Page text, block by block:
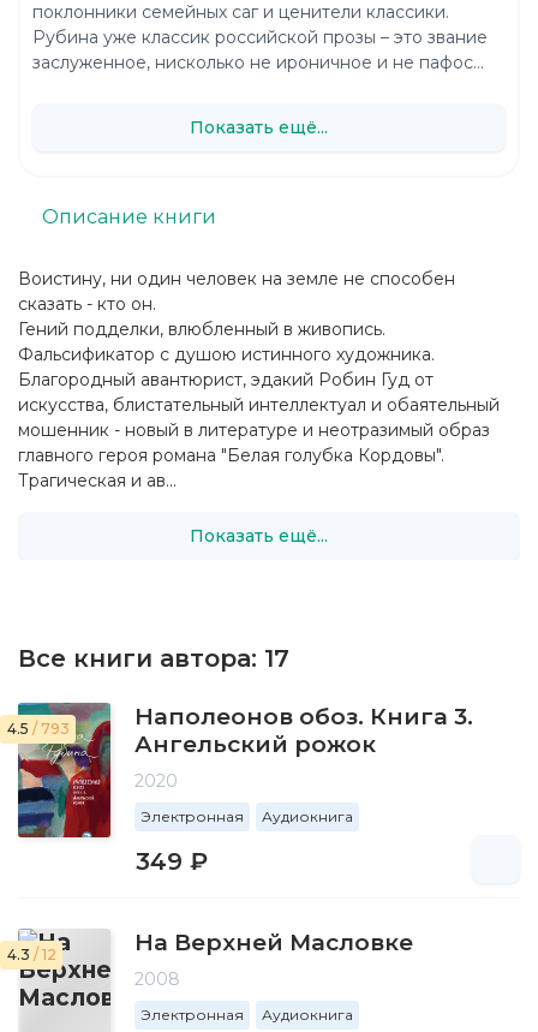
Воистину, ни один человек на земле не способен
сказать - кто он.
Гений подделки, влюбленный в живопись.
Фальсификатор с душою истинного художника.
Благородный авантюрист, эдакий Робин Гуд от
искусства, блистательный интеллектуал и обаятельный
мошенник - новый в литературе и неотразимый образ
главного героя романа "Белая голубка Кордовы".
Трагическая и ав...
Показать ещё...
Описание книги
Все книги автора: 17
4.5 / 793
Наполеонов обоз. Книга 3.
Ангельский рожок
2020
Электронная Аудиокнига
349 ₽
4.3 / 12 На Верхней Масловке
2008
Электронная Аудиокнига
поклонники семейных саг и ценители классики.
Рубина уже классик российской прозы – это звание
заслуженное, нисколько не ироничное и не пафос...
Показать ещё...